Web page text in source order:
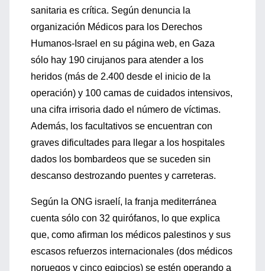
sanitaria es crítica. Según denuncia la
organización Médicos para los Derechos
Humanos-Israel en su página web, en Gaza
sólo hay 190 cirujanos para atender a los
heridos (más de 2.400 desde el inicio de la
operación) y 100 camas de cuidados intensivos,
una cifra irrisoria dado el número de víctimas.
Además, los facultativos se encuentran con
graves dificultades para llegar a los hospitales
dados los bombardeos que se suceden sin
descanso destrozando puentes y carreteras.
Según la ONG israelí, la franja mediterránea
cuenta sólo con 32 quirófanos, lo que explica
que, como afirman los médicos palestinos y sus
escasos refuerzos internacionales (dos médicos
noruegos y cinco egipcios) se estén operando a